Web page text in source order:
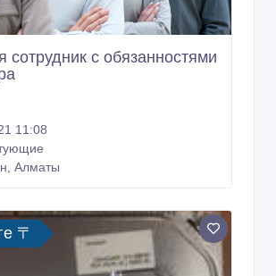
сотрудник с обязанностями
11:08
Алматы
〒